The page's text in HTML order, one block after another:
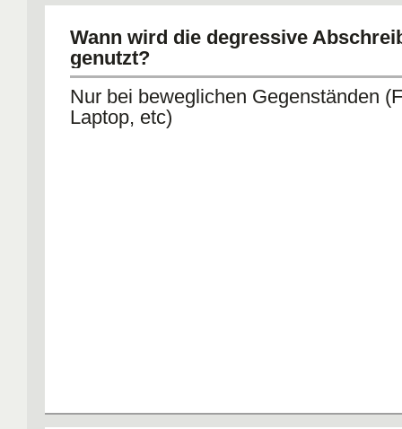
Wann wird die degressive
genutzt?
Nur bei beweglichen Gegenständen
Laptop, etc)